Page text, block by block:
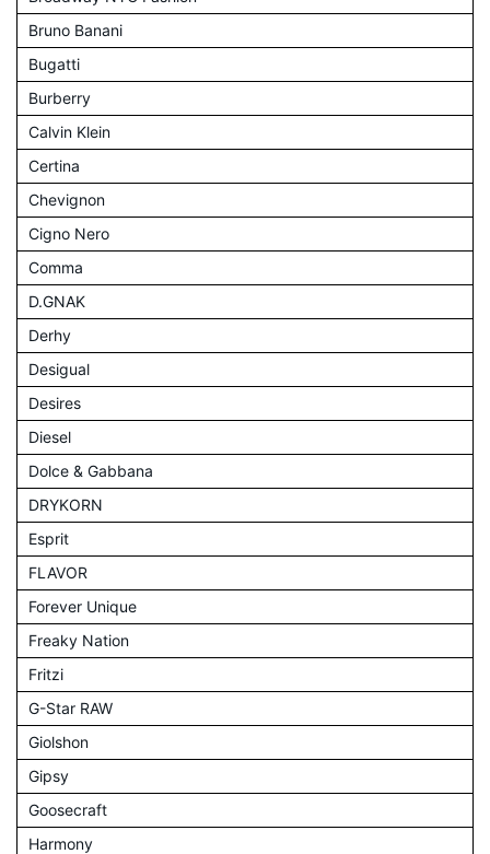
Bruno Banani
Bugatti
Burberry
Calvin Klein
Certina
Chevignon
Cigno Nero
Comma
D.GNAK
Derhy
Desigual
Desires
Diesel
Dolce & Gabbana
DRYKORN
Esprit
FLAVOR
Forever Unique
Freaky Nation
Fritzi
G-Star RAW
Giolshon
Gipsy
Goosecraft
Harmony